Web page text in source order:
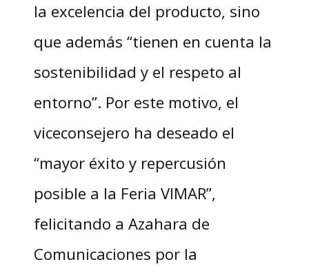
la excelencia del producto, sino
que además “tienen en cuenta la
sostenibilidad y el respeto al
entorno”. Por este motivo, el
viceconsejero ha deseado el
“mayor éxito y repercusión
posible a la Feria VIMAR”,
felicitando a Azahara de
Comunicaciones por la